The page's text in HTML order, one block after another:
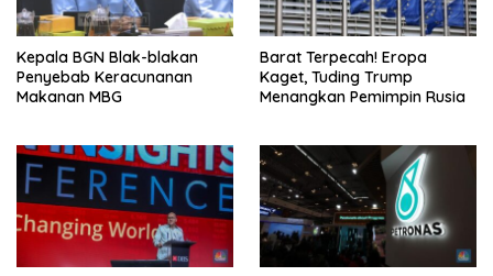
Kepala BGN Blak-blakan
Penyebab Keracunanan
Makanan MBG
Barat Terpecah! Eropa
Kaget, Tuding Trump
Menangkan Pemimpin Rusia